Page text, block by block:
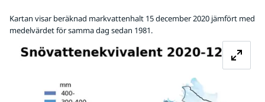
Kartan visar beräknad markvattenhalt 15 december 2020 jämfört med
medelvärdet för samma dag sedan 1981.